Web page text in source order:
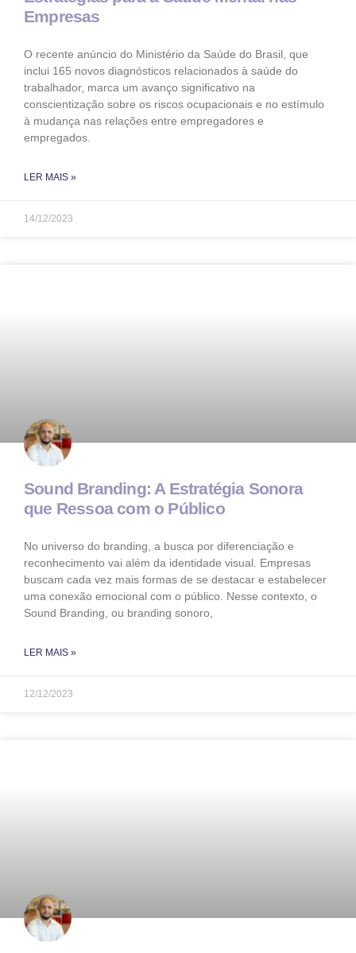
Empresas
O recente anúncio do Ministério da Saúde do Brasil, que
inclui 165 novos diagnósticos relacionados à saúde do
trabalhador, marca um avanço significativo na
conscientização sobre os riscos ocupacionais e no estímulo
à mudança nas relações entre empregadores e
empregados.
LER MAIS »
14/12/2023
Sound Branding: A Estratégia Sonora
que Ressoa com o Público
No universo do branding, a busca por diferenciação e
reconhecimento vai além da identidade visual. Empresas
buscam cada vez mais formas de se destacar e estabelecer
uma conexão emocional com o público. Nesse contexto, o
Sound Branding, ou branding sonoro,
LER MAIS »
12/12/2023